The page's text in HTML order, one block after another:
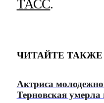
ТАСС.
ЧИТАЙТЕ ТАКЖЕ
Актриса
Терновская